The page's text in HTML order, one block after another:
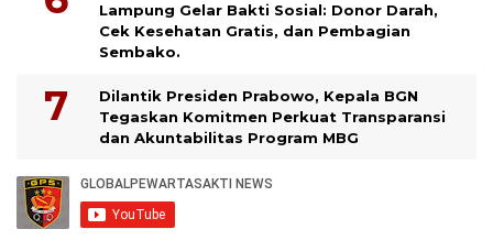
Lampung Gelar Bakti Sosial: Donor Darah,
Cek Kesehatan Gratis, dan Pembagian
Sembako.
Dilantik Presiden Prabowo, Kepala BGN
Tegaskan Komitmen Perkuat Transparansi
dan Akuntabilitas Program MBG